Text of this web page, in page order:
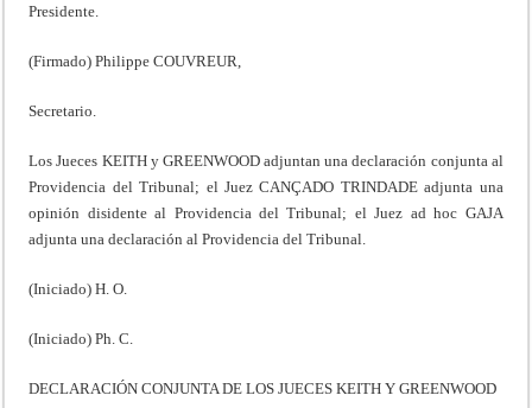
Presidente.
(Firmado) Philippe COUVREUR,
Secretario.
Los Jueces KEITH y GREENWOOD adjuntan una declaración conjunta al
Providencia del Tribunal; el Juez CANÇADO TRINDADE adjunta una
opinión disidente al Providencia del Tribunal; el Juez ad hoc GAJA
adjunta una declaración al Providencia del Tribunal.
(Iniciado) H. O.
(Iniciado) Ph. C.
DECLARACIÓN CONJUNTA DE LOS JUECES KEITH Y GREENWOOD